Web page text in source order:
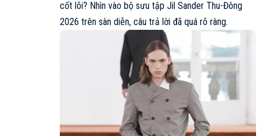
cốt lõi? Nhìn vào bộ sưu tập Jil Sander Thu-Đông
2026 trên sàn diễn, câu trả lời đã quá rõ ràng.